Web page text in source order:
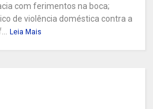
com ferimentos na boca;
de violência doméstica contra a
Leia Mais